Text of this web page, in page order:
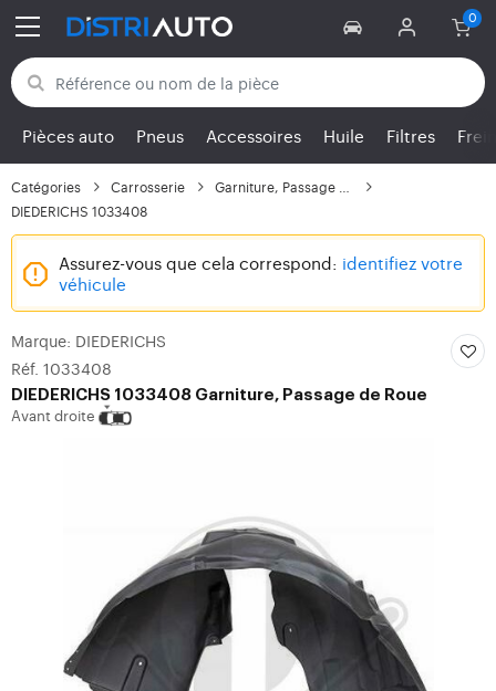
Retour aux catégories
Pièces auto Pneus Accessoires Huile Filtres
Catégories Carrosserie
DIEDERICHS 1033408
Assurez-vous que cela correspond: identifiez votre
véhicule
Marque: DIEDERICHS
Réf. 1033408
DIEDERICHS 1033408 Garniture, Passage de Roue
Avant droite